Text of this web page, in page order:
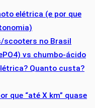
elétrica (e por que
scooters no Brasil
vs chumbo-ácido
Quanto custa?
que “até X km” quase